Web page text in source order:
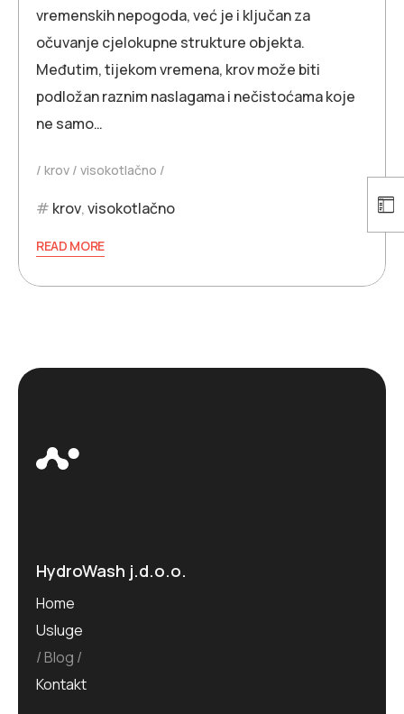
vremenskih nepogoda, već je i ključan za
očuvanje cjelokupne strukture objekta.
Međutim, tijekom vremena, krov može biti
podložan raznim naslagama i nečistoćama koje
ne samo…
krov visokotlačno
krov,visokotlačno
READ MORE
HydroWash j.d.o.o.
Home
Usluge
Blog
Kontakt